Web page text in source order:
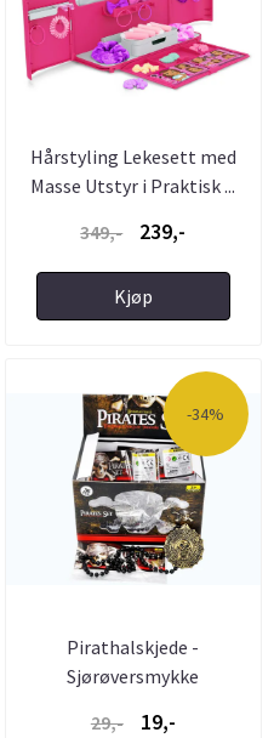
Hårstyling Lekesett med
Masse Utstyr i Praktisk ...
349,-
239,-
Kjøp
-34%
Pirathalskjede -
Sjørøversmykke
29,-
19,-